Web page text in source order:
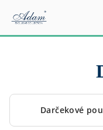
obsah
Darčekové